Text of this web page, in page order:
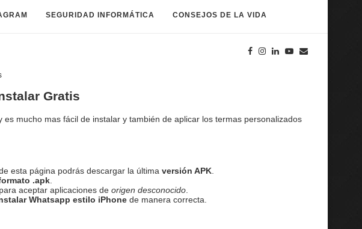
SEGURIDAD INFORMÁTICA CONSEJOS DE LA VIDA
Gratis
mucho mas fácil de instalar y también de aplicar los termas personalizados
esta página podrás descargar la última versión APK
.apk
aceptar aplicaciones de origen desconocido
Whatsapp estilo iPhone de manera correcta.